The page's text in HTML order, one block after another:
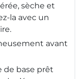
sèche et
la avec un
avant
de base prêt